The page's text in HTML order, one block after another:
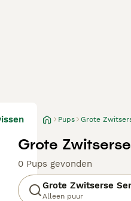
Pups Grote
Grote
0 Pups gevonden
Grote Zwitserse
Alleen puur